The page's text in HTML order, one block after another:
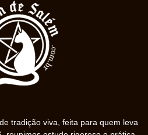
tradição viva, feita para quem leva